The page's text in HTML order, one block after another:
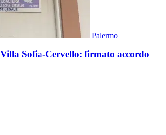
Palermo
Sofia-Cervello: firmato accordo